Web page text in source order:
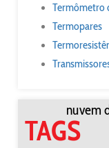
Termômetro
Termopares
nuvem
TAGS